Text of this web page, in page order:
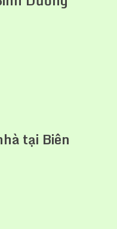
tại Biên